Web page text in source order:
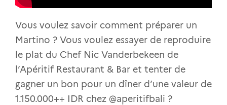
Vous voulez savoir comment préparer un
Martino ? Vous voulez essayer de reproduire
le plat du Chef Nic Vanderbekeen de
l’Apéritif Restaurant & Bar et tenter de
gagner un bon pour un dîner d’une valeur de
1.150.000++ IDR chez @aperitifbali ?